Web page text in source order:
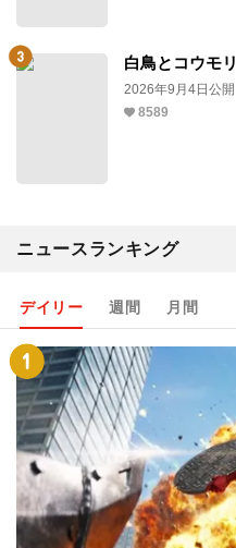
白鳥とコウモリ
2026年9月4日公開
8589
ニュースランキング
デイリー 週間 月間